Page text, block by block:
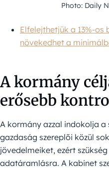
Photo: Daily
Elfelejthetjük a 13%-os
növekedhet a
A kormány
erősebb
A kormány azzal indokolja
gazdaság szereplői közül
jövedelmeiket, ezért
adatáramlásra. A kabinet